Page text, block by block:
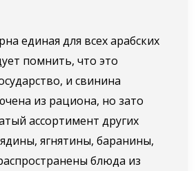
единая для всех арабских
помнить, что это
и свинина
из рациона, но зато
ассортимент других
ягнятины, баранины,
блюда из